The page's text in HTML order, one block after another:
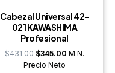
Cabezal Universal 42-
021 KAWASHIMA
Profesional
$431.00 $345.00 M.N.
Precio Neto